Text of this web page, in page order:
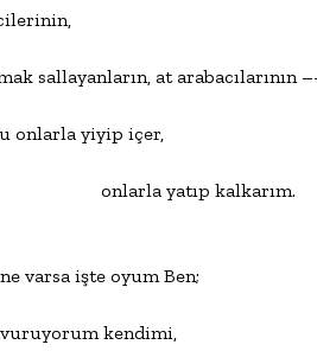
tokmak sallayanların, at arabacılarının
onlarla yiyip içer,
onlarla yatıp kalkarım.
varsa işte oyum Ben;
kendimi,